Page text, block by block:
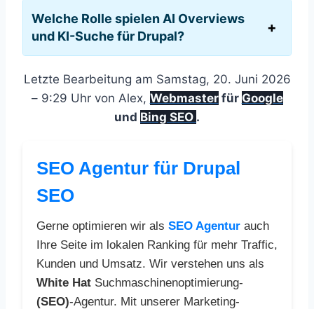
Welche Rolle spielen AI Overviews
und KI-Suche für Drupal?
Letzte Bearbeitung am Samstag, 20. Juni 2026
– 9:29 Uhr von Alex, Webmasterfür Google
und Bing SEO .
SEO Agentur für Drupal
SEO
Gerne optimieren wir als SEO Agentur auch
Ihre Seite im lokalen Ranking für mehr Traffic,
Kunden und Umsatz. Wir verstehen uns als
White Hat Suchmaschinenoptimierung-
(SEO)-Agentur. Mit unserer Marketing-